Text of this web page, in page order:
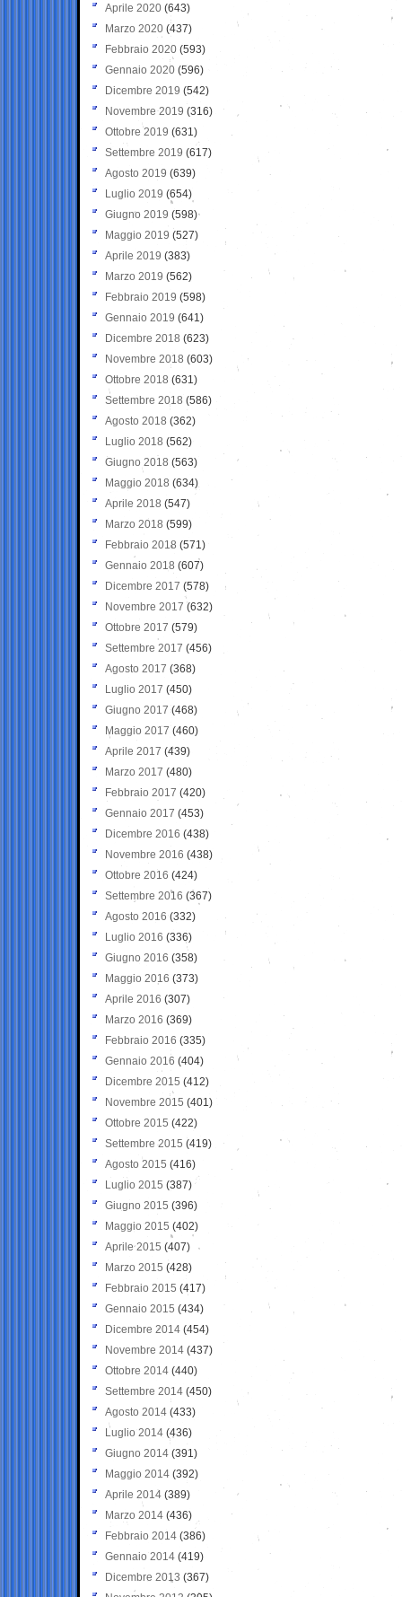
Aprile 2020 (643)
Marzo 2020 (437)
Febbraio 2020 (593)
Gennaio 2020 (596)
Dicembre 2019 (542)
Novembre 2019 (316)
Ottobre 2019 (631)
Settembre 2019 (617)
Agosto 2019 (639)
Luglio 2019 (654)
Giugno 2019 (598)
Maggio 2019 (527)
Aprile 2019 (383)
Marzo 2019 (562)
Febbraio 2019 (598)
Gennaio 2019 (641)
Dicembre 2018 (623)
Novembre 2018 (603)
Ottobre 2018 (631)
Settembre 2018 (586)
Agosto 2018 (362)
Luglio 2018 (562)
Giugno 2018 (563)
Maggio 2018 (634)
Aprile 2018 (547)
Marzo 2018 (599)
Febbraio 2018 (571)
Gennaio 2018 (607)
Dicembre 2017 (578)
Novembre 2017 (632)
Ottobre 2017 (579)
Settembre 2017 (456)
Agosto 2017 (368)
Luglio 2017 (450)
Giugno 2017 (468)
Maggio 2017 (460)
Aprile 2017 (439)
Marzo 2017 (480)
Febbraio 2017 (420)
Gennaio 2017 (453)
Dicembre 2016 (438)
Novembre 2016 (438)
Ottobre 2016 (424)
Settembre 2016 (367)
Agosto 2016 (332)
Luglio 2016 (336)
Giugno 2016 (358)
Maggio 2016 (373)
Aprile 2016 (307)
Marzo 2016 (369)
Febbraio 2016 (335)
Gennaio 2016 (404)
Dicembre 2015 (412)
Novembre 2015 (401)
Ottobre 2015 (422)
Settembre 2015 (419)
Agosto 2015 (416)
Luglio 2015 (387)
Giugno 2015 (396)
Maggio 2015 (402)
Aprile 2015 (407)
Marzo 2015 (428)
Febbraio 2015 (417)
Gennaio 2015 (434)
Dicembre 2014 (454)
Novembre 2014 (437)
Ottobre 2014 (440)
Settembre 2014 (450)
Agosto 2014 (433)
Luglio 2014 (436)
Giugno 2014 (391)
Maggio 2014 (392)
Aprile 2014 (389)
Marzo 2014 (436)
Febbraio 2014 (386)
Gennaio 2014 (419)
Dicembre 2013 (367)